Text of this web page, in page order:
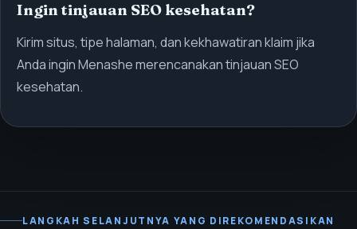
Ingin tinjauan SEO kesehatan?
Kirim situs, tipe halaman, dan kekhawatiran klaim jika
Anda ingin Menashe merencanakan tinjauan SEO
kesehatan.
LANGKAH SELANJUTNYA YANG DIREKOMENDASIKAN